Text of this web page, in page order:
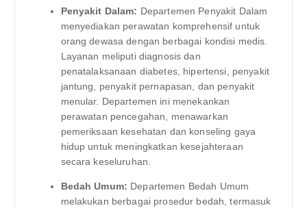
Penyakit Dalam: Departemen Penyakit Dalam
menyediakan perawatan komprehensif untuk
orang dewasa dengan berbagai kondisi medis.
Layanan meliputi diagnosis dan
penatalaksanaan diabetes, hipertensi, penyakit
jantung, penyakit pernapasan, dan penyakit
menular. Departemen ini menekankan
perawatan pencegahan, menawarkan
pemeriksaan kesehatan dan konseling gaya
hidup untuk meningkatkan kesejahteraan
secara keseluruhan.
Bedah Umum: Departemen Bedah Umum
melakukan berbagai prosedur bedah, termasuk